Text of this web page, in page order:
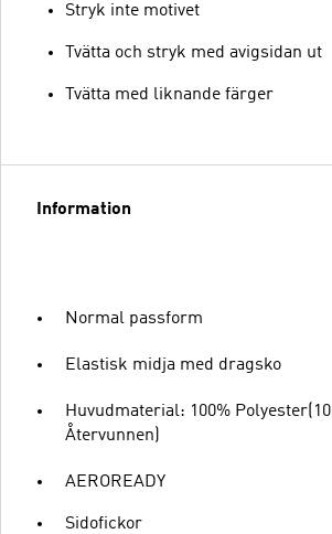
Stryk inte motivet
Tvätta och stryk med avigsidan ut
Tvätta med liknande färger
Information
Normal passform
Elastisk midja med dragsko
Huvudmaterial: 100%
Återvunnen)
AEROREADY
Sidofickor